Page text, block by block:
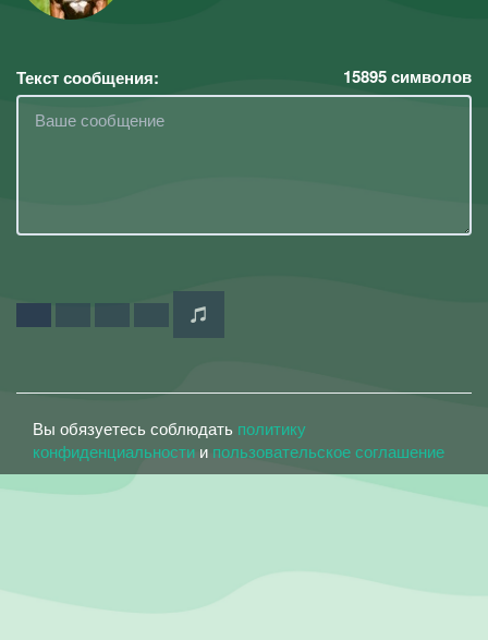
Текст сообщения: 15895символов
Вы обязуетесь соблюдать политику
конфиденциальности и пользовательское соглашение